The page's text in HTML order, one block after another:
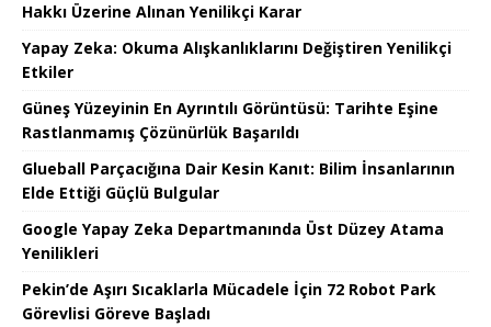
Hakkı Üzerine Alınan Yenilikçi Karar
Yapay Zeka: Okuma Alışkanlıklarını Değiştiren Yenilikçi
Etkiler
Güneş Yüzeyinin En Ayrıntılı Görüntüsü: Tarihte Eşine
Rastlanmamış Çözünürlük Başarıldı
Glueball Parçacığına Dair Kesin Kanıt: Bilim İnsanlarının
Elde Ettiği Güçlü Bulgular
Google Yapay Zeka Departmanında Üst Düzey Atama
Yenilikleri
Pekin’de Aşırı Sıcaklarla Mücadele İçin 72 Robot Park
Görevlisi Göreve Başladı